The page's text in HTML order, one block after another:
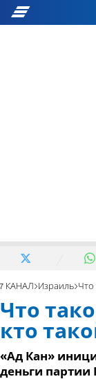
7 КАНАЛ Израиль Что
Что
кто
«Ад Кан»
деньги